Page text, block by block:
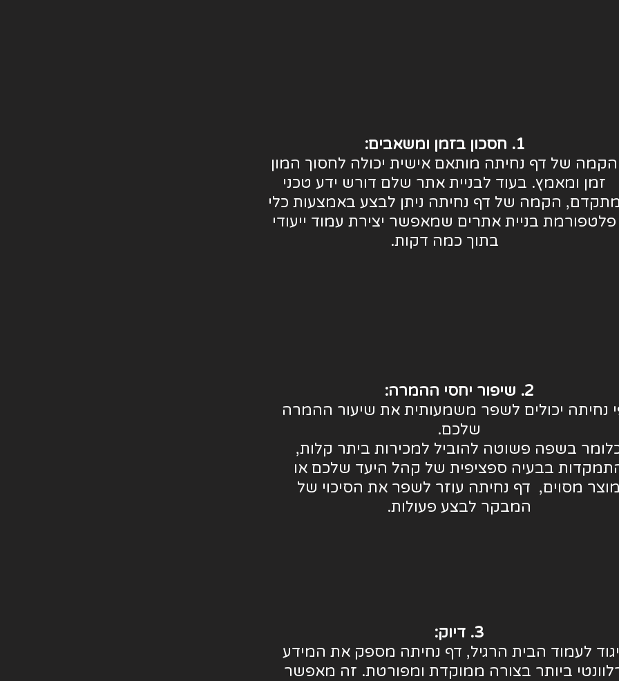
1. חסכון בזמן ומשאבים:
הקמה של דף נחיתה מותאם אישית יכולה לחסוך המון
זמן ומאמץ. בעוד לבניית אתר שלם דורש ידע טכני
הקמה של דף נחיתה ניתן לבצע באמצעות כלי
פלטפורמת בניית אתרים שמאפשר יצירת עמוד ייעודי
בתוך כמה דקות.
2. שיפור יחסי ההמרה:
נחיתה יכולים לשפר משמעותית את שיעור ההמרה
שלכם.
בשפה פשוטה להוביל למכירות ביתר קלות,
בבעיה ספציפית של קהל היעד שלכם או
מסוים, דף נחיתה עוזר לשפר את הסיכוי של
המבקר לבצע פעולות.
3. דיוק:
לעמוד הבית הרגיל, דף נחיתה מספק את המידע
ביותר בצורה ממוקדת ומפורטת. זה מאפשר